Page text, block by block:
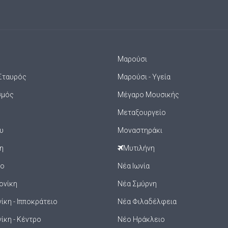
- Ιπποκράτειο
- Κέντρο
Μαρούσι
Μαρούσι - Υγεία
Μέγαρο Μουσικής
Μεταξουργείο
Μοναστηράκι
Μυτιλήνη
Νέα Ιωνία
Νέα Σμύρνη
Νέα Φιλαδέλφεια
Νέο Ηράκλειο